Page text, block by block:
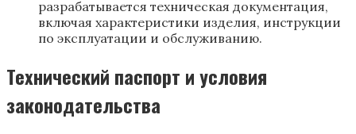
разрабатывается техническая документация,
включая характеристики изделия, инструкции
по эксплуатации и обслуживанию.
Технический паспорт и условия
законодательства